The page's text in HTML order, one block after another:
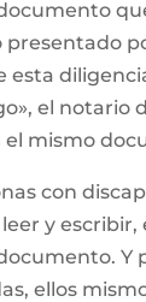
esta
el notario
el mismo
con
y escribir,
Y
ellos